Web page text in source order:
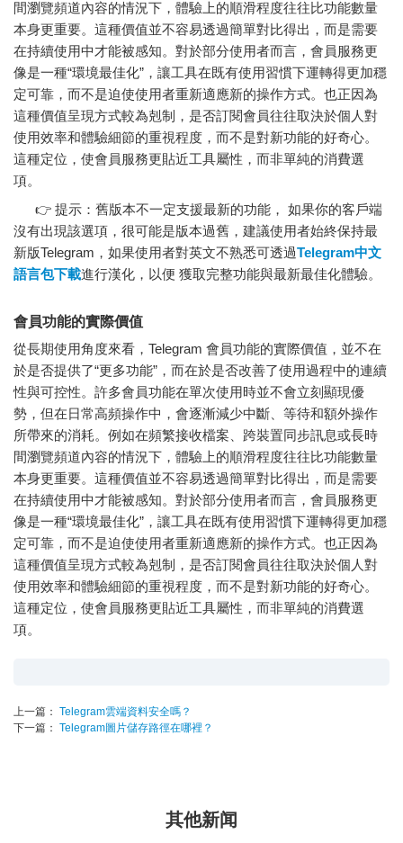
間瀏覽頻道內容的情況下，體驗上的順滑程度往往比功能數量
本身更重要。這種價值並不容易透過簡單對比得出，而是需要
在持續使用中才能被感知。對於部分使用者而言，會員服務更
像是一種“環境最佳化”，讓工具在既有使用習慣下運轉得更加穩
定可靠，而不是迫使使用者重新適應新的操作方式。也正因為
這種價值呈現方式較為剋制，是否訂閱會員往往取決於個人對
使用效率和體驗細節的重視程度，而不是對新功能的好奇心。
這種定位，使會員服務更貼近工具屬性，而非單純的消費選
項。
👉 提示：舊版本不一定支援最新的功能， 如果你的客戶端
沒有出現該選項，很可能是版本過舊，建議使用者始終保持最
新版Telegram，如果使用者對英文不熟悉可透過Telegram中文
語言包下載進行漢化，以便 獲取完整功能與最新最佳化體驗。
會員功能的實際價值
從長期使用角度來看，Telegram 會員功能的實際價值，並不在
於是否提供了“更多功能”，而在於是否改善了使用過程中的連續
性與可控性。許多會員功能在單次使用時並不會立刻顯現優
勢，但在日常高頻操作中，會逐漸減少中斷、等待和額外操作
所帶來的消耗。例如在頻繁接收檔案、跨裝置同步訊息或長時
間瀏覽頻道內容的情況下，體驗上的順滑程度往往比功能數量
本身更重要。這種價值並不容易透過簡單對比得出，而是需要
在持續使用中才能被感知。對於部分使用者而言，會員服務更
像是一種“環境最佳化”，讓工具在既有使用習慣下運轉得更加穩
定可靠，而不是迫使使用者重新適應新的操作方式。也正因為
這種價值呈現方式較為剋制，是否訂閱會員往往取決於個人對
使用效率和體驗細節的重視程度，而不是對新功能的好奇心。
這種定位，使會員服務更貼近工具屬性，而非單純的消費選
項。
上一篇： Telegram雲端資料安全嗎？
下一篇： Telegram圖片儲存路徑在哪裡？
其他新闻